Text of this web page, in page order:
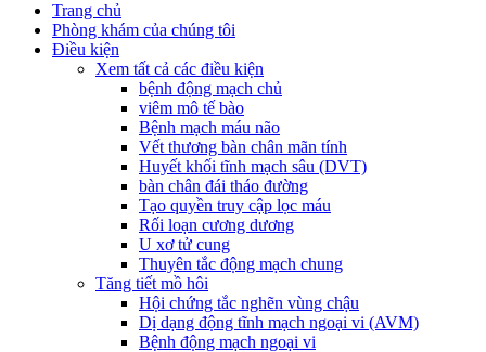
Trang chủ
Phòng khám của chúng tôi
Điều kiện
Xem tất cả các điều kiện
bệnh động mạch chủ
viêm mô tế bào
Bệnh mạch máu não
Vết thương bàn chân mãn tính
Huyết khối tĩnh mạch sâu (DVT)
bàn chân đái tháo đường
Tạo quyền truy cập lọc máu
Rối loạn cương dương
U xơ tử cung
Thuyên tắc động mạch chung
Tăng tiết mồ hôi
Hội chứng tắc nghẽn vùng chậu
Dị dạng động tĩnh mạch ngoại vi (AVM)
Bệnh động mạch ngoại vi